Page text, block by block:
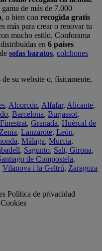
gama de más de 7.000
, o bien con recogida gratis
más para crear o renovar tu
mucho estilo. Conforama
en 6 países
sofas baratos, colchones
su website o, físicamente,
, Alcorcón, Alfafar, Alicante,
, Barcelona, Burjassot,
Finestrat, Granada, Huércal de
, Lanzarote, León,
, Málaga, Murcia,
, Sagunto, Salt, Girona,
de Compostela,
Vilanova i la Geltrú, Zaragoza
Política de privacidad